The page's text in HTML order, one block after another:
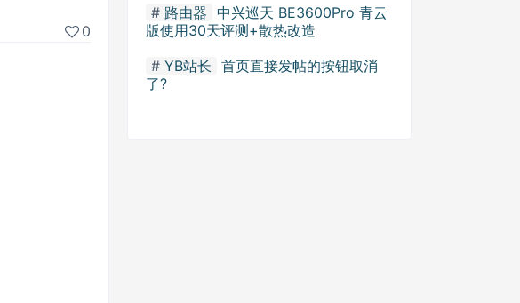
0
路由器 中兴巡天 BE3600Pro 青云
版使用30天评测+散热改造
YB站长 首页直接发帖的按钮取消
了?